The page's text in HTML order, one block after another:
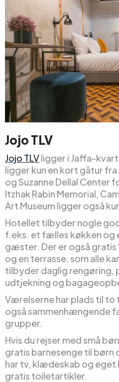
Jojo TLV
Jojo TLVligger i Jaffa-
ligger kun en kort gåtur fra
og Suzanne Dellal Center
Itzhak Rabin Memorial,
Art Museum ligger også
Hotellet tilbyder nogle
f.eks. et fælles køkken og
gæster. Der er også gratis
og en terrasse, som alle
tilbyder daglig rengøring,
udtjekning og
Værelserne har plads til to
også sammenhængende
grupper.
Hvis du rejser med små
gratis barnesenge til børn
har tv, klædeskab og
gratis toiletartikler.